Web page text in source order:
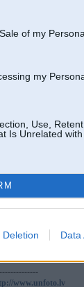
of my
my
Use,
Is Unrelated
Deletion Data
www.unfoto.lv